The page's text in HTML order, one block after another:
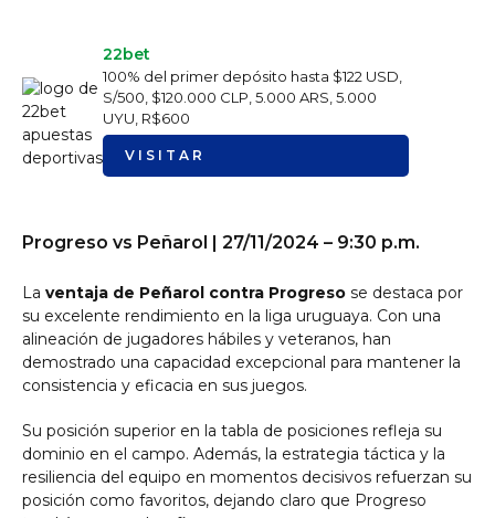
22bet
100% del primer depósito hasta $122 USD,
S/500, $120.000 CLP, 5.000 ARS, 5.000
UYU, R$600
VISITAR
Progreso vs Peñarol | 27/11/2024 – 9:30 p.m.
La ventaja de Peñarol contra Progreso se destaca por
su excelente rendimiento en la liga uruguaya. Con una
alineación de jugadores hábiles y veteranos, han
demostrado una capacidad excepcional para mantener la
consistencia y eficacia en sus juegos.
Su posición superior en la tabla de posiciones refleja su
dominio en el campo. Además, la estrategia táctica y la
resiliencia del equipo en momentos decisivos refuerzan su
posición como favoritos, dejando claro que Progreso